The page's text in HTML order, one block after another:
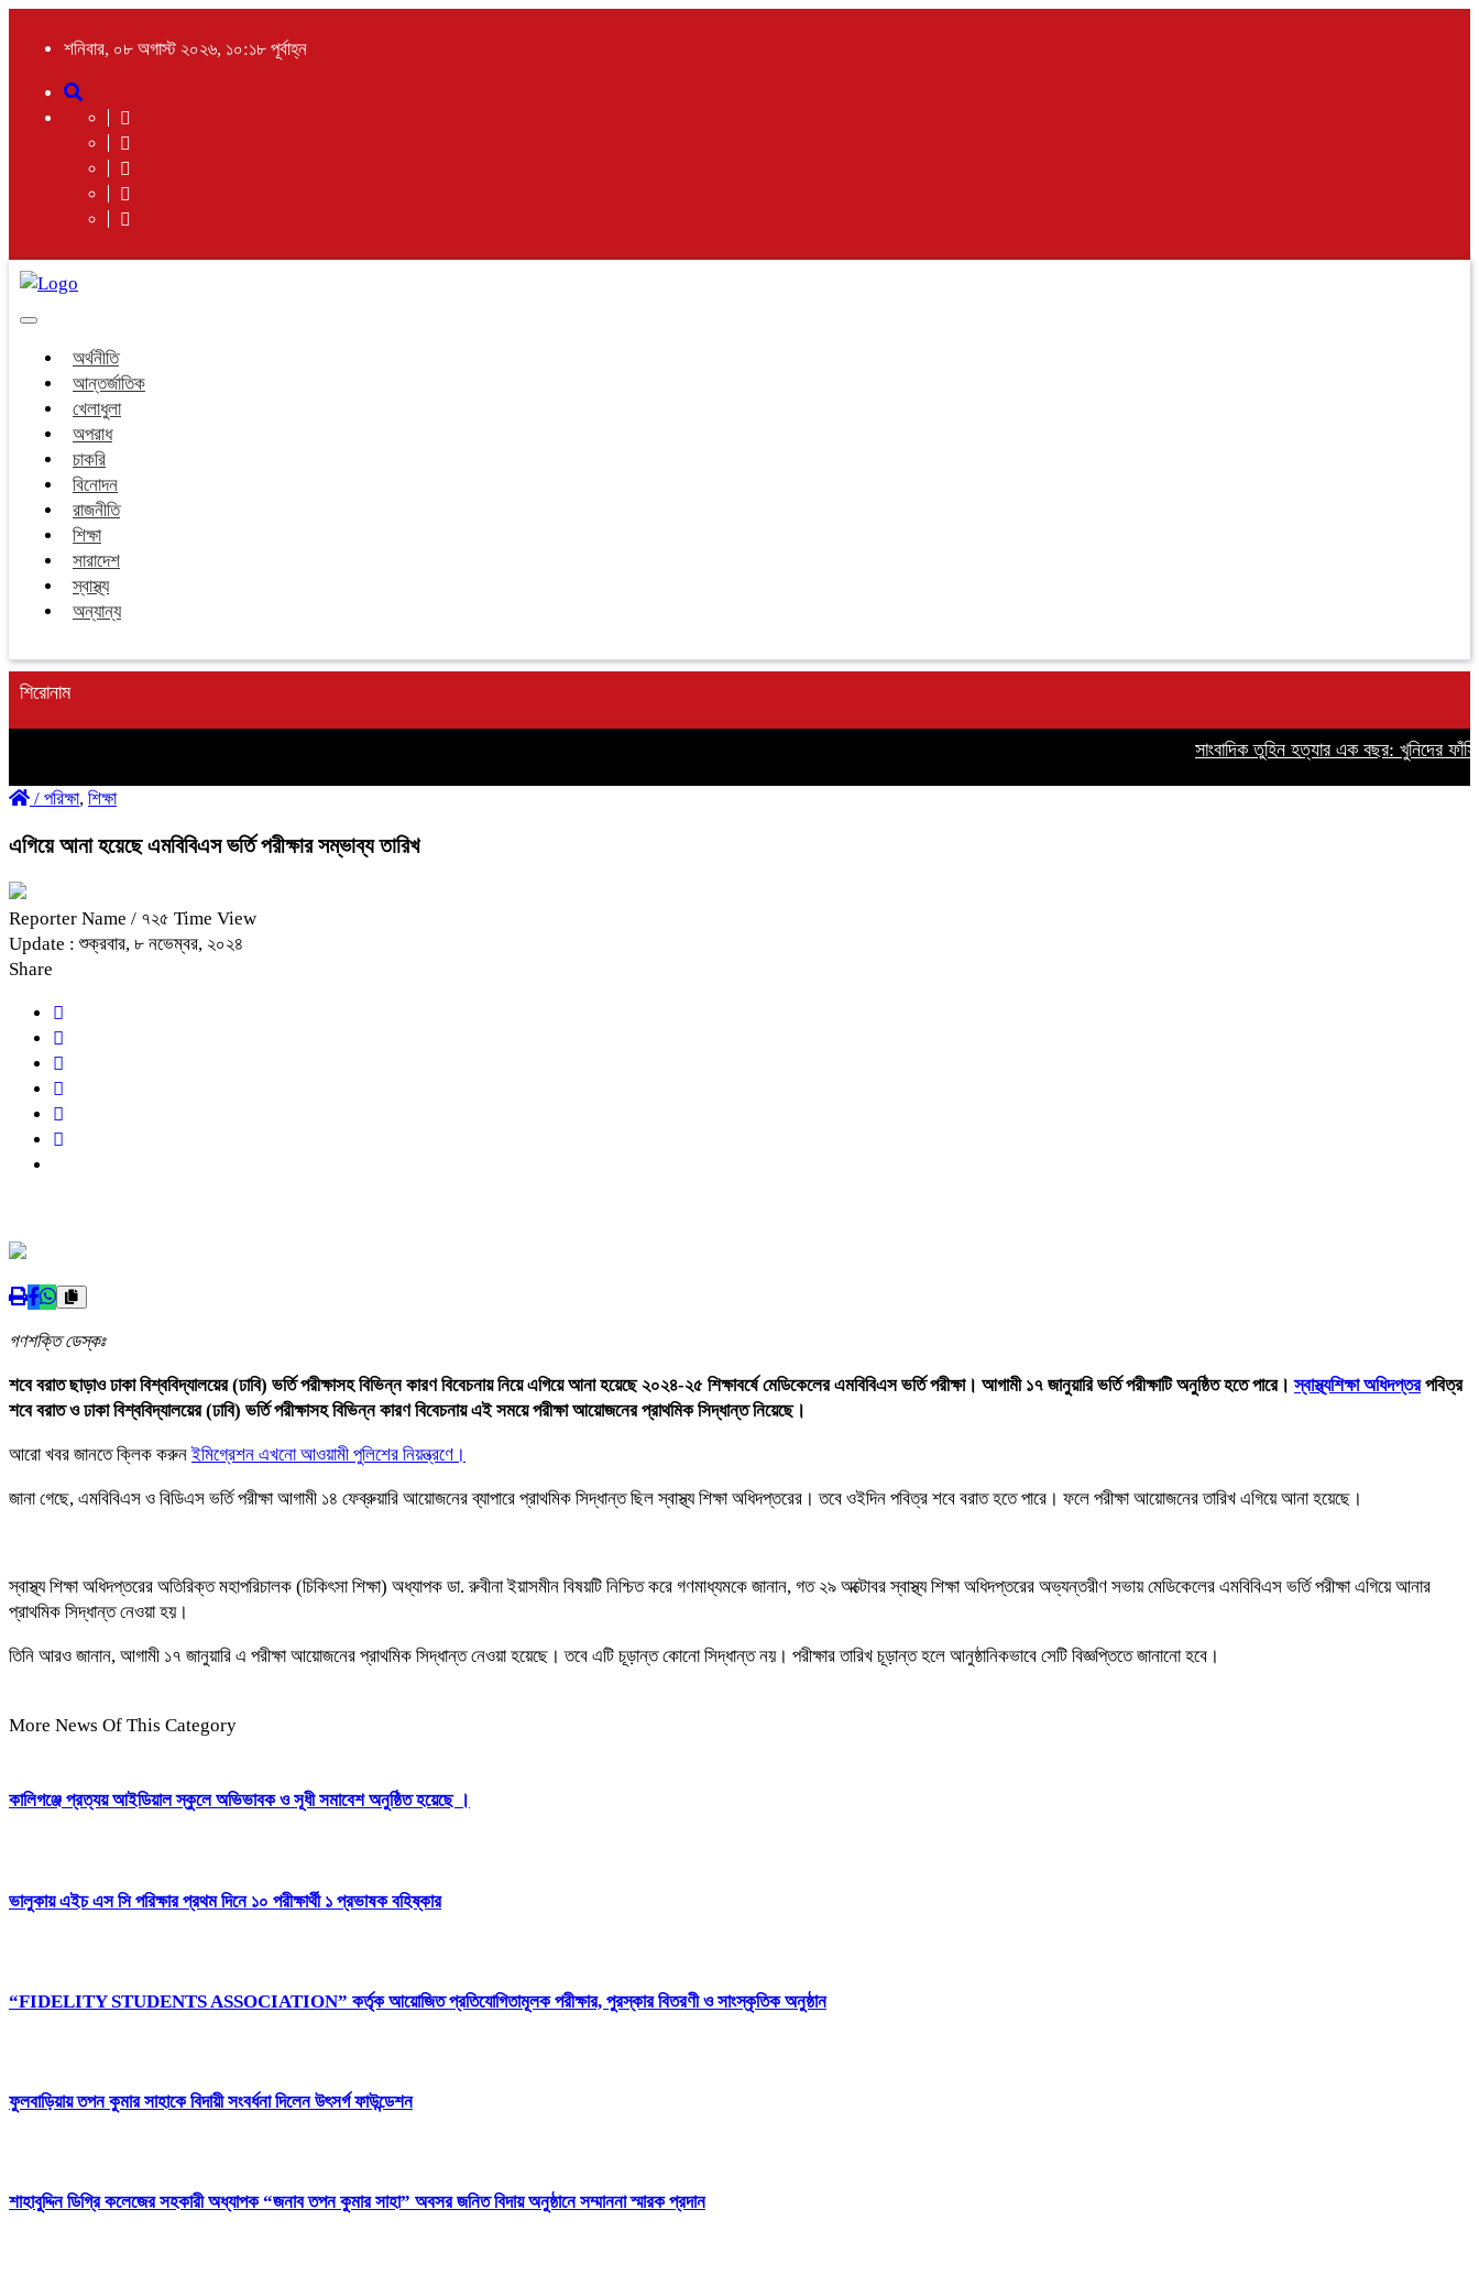
শনিবার, ০৮ অগাস্ট ২০২৬, ১০:১৮ পূর্বাহ্ন
Toggle
অর্থনীতি
আন্তর্জাতিক
খেলাধুলা
অপরাধ
চাকরি
বিনোদন
রাজনীতি
শিক্ষা
সারাদেশ
স্বাস্থ্য
অন্যান্য
শিরোনাম
সাংবাদিক তুহিন হত্যার এক বছর: খুনিদের ফাঁসির
/ পরিক্ষা, শিক্ষা
এগিয়ে আনা হয়েছে এমবিবিএস ভর্তি পরীক্ষার সম্ভাব্য তারিখ
Reporter Name / ৭২৫ Time View
Update : শুক্রবার, ৮ নভেম্বর, ২০২৪
Share
গণশক্তি ডেস্কঃ
শবে বরাত ছাড়াও ঢাকা বিশ্ববিদ্যালয়ের (ঢাবি) ভর্তি পরীক্ষাসহ বিভিন্ন কারণ বিবেচনায় নিয়ে এগিয়ে আনা হয়েছে ২০২৪-২৫ শিক্ষাবর্ষে মেডিকেলের এমবিবিএস ভর্তি পরীক্ষা। আগামী ১৭ জানুয়ারি ভর্তি পরীক্ষাটি অনুষ্ঠিত হতে পারে।স্বাস্থ্যশিক্ষা অধিদপ্তরপবিত্র
শবে বরাত ও ঢাকা বিশ্ববিদ্যালয়ের (ঢাবি) ভর্তি পরীক্ষাসহ বিভিন্ন কারণ বিবেচনায় এই সময়ে পরীক্ষা আয়োজনের প্রাথমিক সিদ্ধান্ত নিয়েছে।
আরো খবর জানতে ক্লিক করুনইমিগ্রেশন এখনো আওয়ামী পুলিশের নিয়ন্ত্রণে।
জানা গেছে, এমবিবিএস ও বিডিএস ভর্তি পরীক্ষা আগামী ১৪ ফেব্রুয়ারি আয়োজনের ব্যাপারে প্রাথমিক সিদ্ধান্ত ছিল স্বাস্থ্য শিক্ষা অধিদপ্তরের। তবে ওইদিন পবিত্র শবে বরাত হতে পারে। ফলে পরীক্ষা আয়োজনের তারিখ এগিয়ে আনা হয়েছে।
স্বাস্থ্য শিক্ষা অধিদপ্তরের অতিরিক্ত মহাপরিচালক (চিকিৎসা শিক্ষা) অধ্যাপক ডা. রুবীনা ইয়াসমীন বিষয়টি নিশ্চিত করে গণমাধ্যমকে জানান, গত ২৯ অক্টোবর স্বাস্থ্য শিক্ষা অধিদপ্তরের অভ্যন্তরীণ সভায় মেডিকেলের এমবিবিএস ভর্তি পরীক্ষা এগিয়ে আনার
প্রাথমিক সিদ্ধান্ত নেওয়া হয়।
তিনি আরও জানান, আগামী ১৭ জানুয়ারি এ পরীক্ষা আয়োজনের প্রাথমিক সিদ্ধান্ত নেওয়া হয়েছে। তবে এটি চূড়ান্ত কোনো সিদ্ধান্ত নয়। পরীক্ষার তারিখ চূড়ান্ত হলে আনুষ্ঠানিকভাবে সেটি বিজ্ঞপ্তিতে জানানো হবে।
More News Of This Category
কালিগঞ্জে প্রত্যয় আইডিয়াল স্কুলে অভিভাবক ও সূধী সমাবেশ অনুষ্ঠিত হয়েছে ।
ভালুকায় এইচ এস সি পরিক্ষার প্রথম দিনে ১০ পরীক্ষার্থী ১ প্রভাষক বহিষ্কার
“FIDELITY STUDENTS ASSOCIATION” কর্তৃক আয়োজিত প্রতিযোগিতামূলক পরীক্ষার, পুরস্কার বিতরণী ও সাংস্কৃতিক অনুষ্ঠান
ফুলবাড়িয়ায় তপন কুমার সাহাকে বিদায়ী সংবর্ধনা দিলেন উৎসর্গ ফাউন্ডেশন
শাহাবুদ্দিন ডিগ্রি কলেজের সহকারী অধ্যাপক “জনাব তপন কুমার সাহা” অবসর জনিত বিদায় অনুষ্ঠানে সম্মাননা স্মারক প্রদান